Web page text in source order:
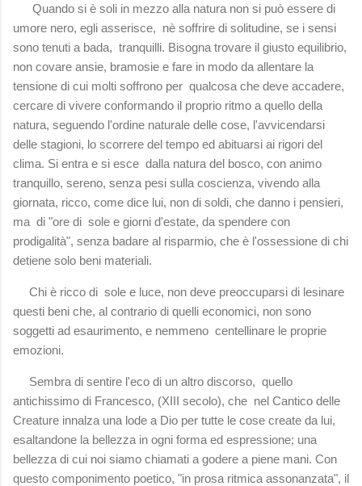
Quando si è soli in mezzo alla natura non si può essere di
umore nero, egli asserisce, nè soffrire di solitudine, se i sensi
sono tenuti a bada, tranquilli. Bisogna trovare il giusto equilibrio,
non covare ansie, bramosie e fare in modo da allentare la
tensione di cui molti soffrono per qualcosa che deve accadere,
cercare di vivere conformando il proprio ritmo a quello della
natura, seguendo l'ordine naturale delle cose, l'avvicendarsi
delle stagioni, lo scorrere del tempo ed abituarsi ai rigori del
clima. Si entra e si esce dalla natura del bosco, con animo
tranquillo, sereno, senza pesi sulla coscienza, vivendo alla
giornata, ricco, come dice lui, non di soldi, che danno i pensieri,
ma di "ore di sole e giorni d'estate, da spendere con
prodigalità", senza badare al risparmio, che è l'ossessione di chi
detiene solo beni materiali.
Chi è ricco di sole e luce, non deve preoccuparsi di lesinare
questi beni che, al contrario di quelli economici, non sono
soggetti ad esaurimento, e nemmeno centellinare le proprie
emozioni.
Sembra di sentire l'eco di un altro discorso, quello
antichissimo di Francesco, (XIII secolo), che nel Cantico delle
Creature innalza una lode a Dio per tutte le cose create da lui,
esaltandone la bellezza in ogni forma ed espressione; una
bellezza di cui noi siamo chiamati a godere a piene mani. Con
questo componimento poetico, "in prosa ritmica assonanzata", il